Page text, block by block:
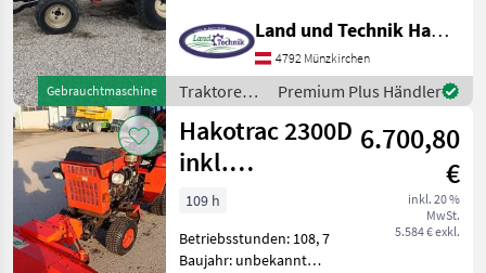
Traktoren
Spezial Und
Kleintraktoren
KATEGORIE
WÄHLEN
Hako
Solis
Gebrauchtmaschine
mit Heizung • Allradantrieb
• Fronthydraulik •
Kehrmaschine 1100 •
Schneepflug • Salzstreuer
Land und Technik HandelsgesmbH
4792 Münzkirchen
Traktoren /
Hako
Premium Plus Händler
Hakotrac 2300D
inkl.
Kehrmaschine
und hydr. Schn
6.700,80
€
inkl. 20 %
MwSt.
5.584 € exkl.
109 h
Betriebsstunden: 108, 7
Baujahr: unbekannt